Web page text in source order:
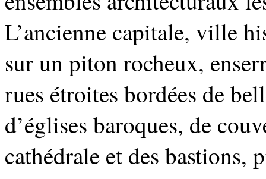
L’ancienne capitale, ville
sur un piton rocheux,
rues étroites bordées de
d’églises baroques, de
cathédrale et des bastions,